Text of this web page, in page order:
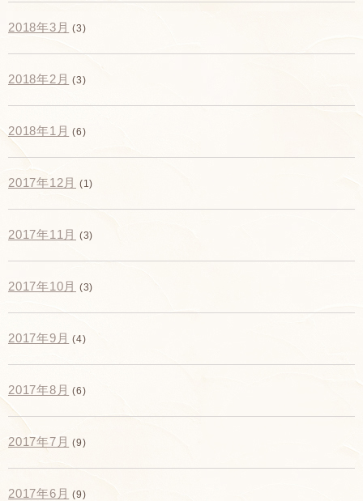
2018年3月 (3)
2018年2月 (3)
2018年1月 (6)
2017年12月 (1)
2017年11月 (3)
2017年10月 (3)
2017年9月 (4)
2017年8月 (6)
2017年7月 (9)
2017年6月 (9)